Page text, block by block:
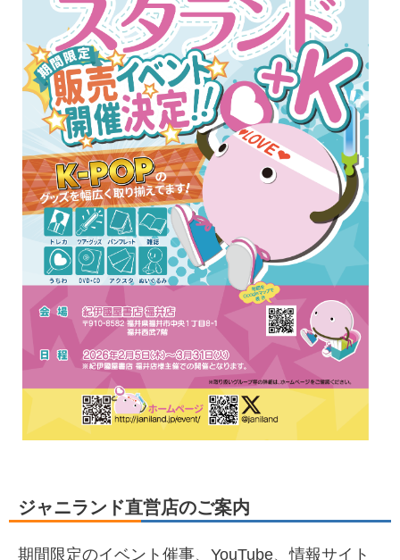
ジャニランド直営店のご案内
期間限定のイベント催事、YouTube、情報サイト